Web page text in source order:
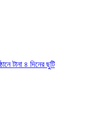
টানা ৪ দিনের ছুটি